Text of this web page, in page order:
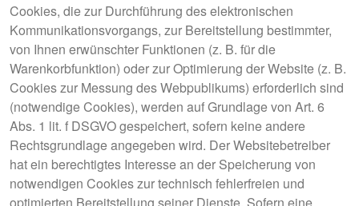
Cookies, die zur Durchführung des elektronischen
Kommunikationsvorgangs, zur Bereitstellung bestimmter,
von Ihnen erwünschter Funktionen (z. B. für die
Warenkorbfunktion) oder zur Optimierung der Website (z. B.
Cookies zur Messung des Webpublikums) erforderlich sind
(notwendige Cookies), werden auf Grundlage von Art. 6
Abs. 1 lit. f DSGVO gespeichert, sofern keine andere
Rechtsgrundlage angegeben wird. Der Websitebetreiber
hat ein berechtigtes Interesse an der Speicherung von
notwendigen Cookies zur technisch fehlerfreien und